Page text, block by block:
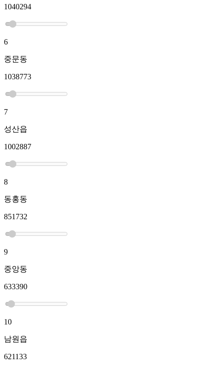
1040294
6
중문동
1038773
7
성산읍
1002887
8
동홍동
851732
9
중앙동
633390
10
남원읍
621133